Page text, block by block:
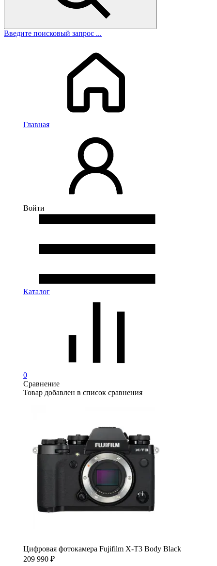
Введите поисковый запрос ...
Главная
Войти
Каталог
0
Сравнение
Товар добавлен в список сравнения
Цифровая фотокамера Fujifilm X-T3 Body Black
209 990 ₽